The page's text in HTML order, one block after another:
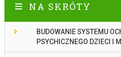
NA SKRÓTY
BUDOWANIE SYSTEMU
PSYCHICZNEGO DZIECI I